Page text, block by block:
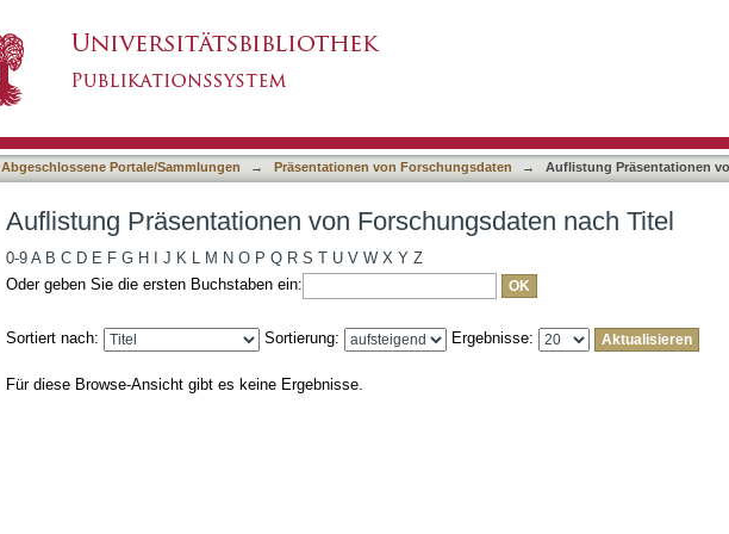
Abgeschlossene Portale/Sammlungen → Präsentationen von Forschungsdaten →
Auflistung Präsentationen
Auflistung Präsentationen von Forschungsdaten nach Titel
0-9 A B C D E F G H J K L M N O P Q R S T U V W X Y Z
Oder geben Sie die ersten Buchstaben ein:
Sortiert nach: Sortierung: Ergebnisse:
Für diese Browse-Ansicht gibt es keine Ergebnisse.